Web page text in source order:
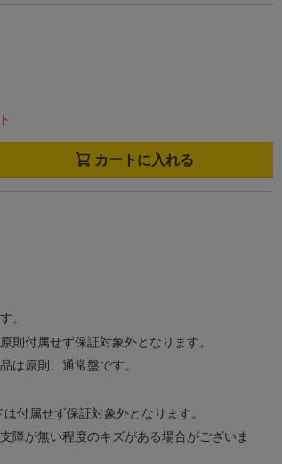
カートに入れる
。
則付属せず保証対象外となります。
は原則、通常盤です。
付属せず保証対象外となります。
障が無い程度のキズがある場合がございま